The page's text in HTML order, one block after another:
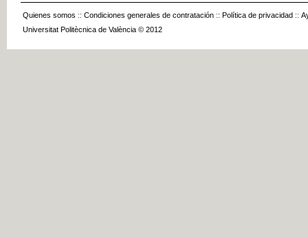
Quienes somos :: Condiciones generales de contratación :: Política de privacidad ::
Universitat Politècnica de València © 2012